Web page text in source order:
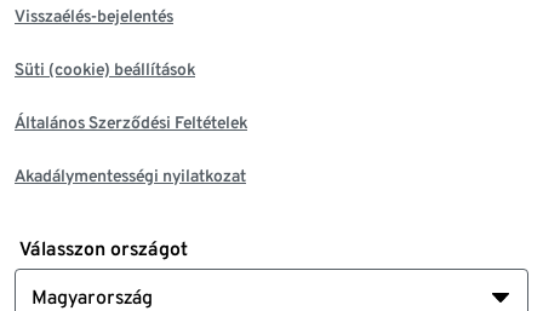
Visszaélés-bejelentés
Süti (cookie) beállítások
Általános Szerződési Feltételek
Akadálymentességi nyilatkozat
Válasszon országot
Magyarország